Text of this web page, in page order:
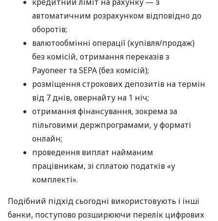
автоматичним розрахунком відповідно до
оборотів;
валютообмінні операції (купівля/продаж)
без комісій, отримання переказів з
Payoneer та SEPA (без комісій);
розміщення строкових депозитів на термін
від 7 днів, овернайту на 1 ніч;
отримання фінансування, зокрема за
пільговими держпрограмами, у форматі
онлайн;
проведення виплат найманим
працівникам, зі сплатою податків «у
комплекті».
Подібний підхід сьогодні використовують і інші
банки, поступово розширюючи перелік цифрових